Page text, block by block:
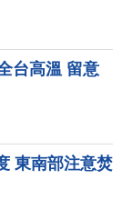
台高溫 留意
東南部注意焚